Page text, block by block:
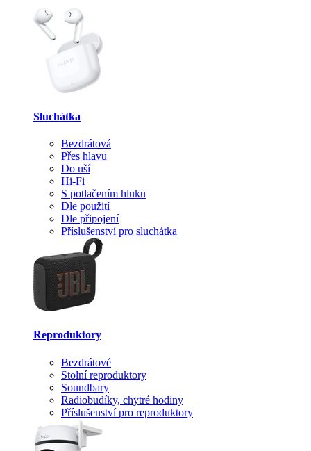
Sluchátka
Bezdrátová
Přes hlavu
Do uší
Hi-Fi
S potlačením hluku
Dle použití
Dle připojení
Příslušenství pro sluchátka
Reproduktory
Bezdrátové
Stolní reproduktory
Soundbary
Radiobudíky, chytré hodiny
Příslušenství pro reproduktory